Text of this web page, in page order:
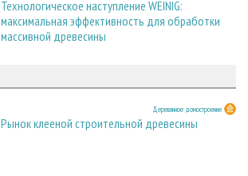
Технологическое наступление WEINIG:
максимальная эффективность для обработки
массивной древесины
Деревянное домостроение
Рынок клееной строительной древесины